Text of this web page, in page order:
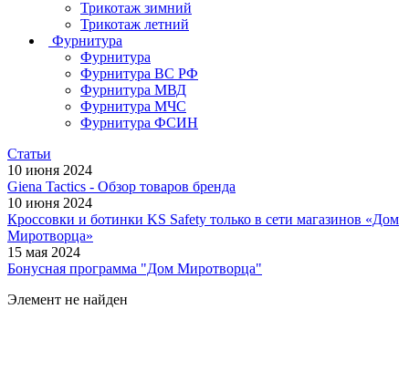
Трикотаж зимний
Трикотаж летний
Фурнитура
Фурнитура
Фурнитура ВС РФ
Фурнитура МВД
Фурнитура МЧС
Фурнитура ФСИН
Статьи
10 июня 2024
Giena Tactics - Обзор товаров бренда
10 июня 2024
Кроссовки и ботинки KS Safety только в сети магазинов «Дом
Миротворца»
15 мая 2024
Бонусная программа "Дом Миротворца"
Элемент не найден